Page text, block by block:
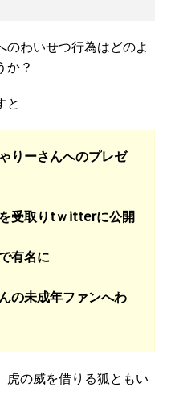
わいせつ行為はどのよ
か？
と
りーさんへのプレゼ
受取りtｗitterに公開
有名に
の未成年ファンへわ
虎の威を借りる狐ともい